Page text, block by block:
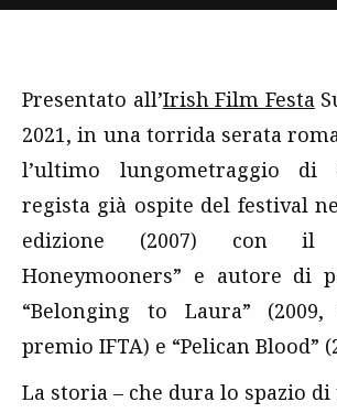
Presentato all’Irish Film Festa
2021, in una torrida serata
l’ultimo lungometraggio di
regista già ospite del festival
edizione (2007) con il
Honeymooners” e autore di
“Belonging to Laura”
premio IFTA) e “Pelican Blood”
La storia – che dura lo spazio